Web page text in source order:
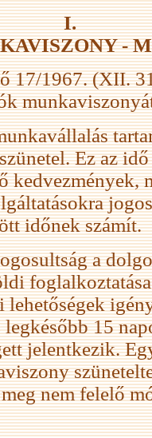
I.
-
17/1967. (XII.
Ez az
kedvezmények,
időnek számít.
a
lehetőségek
legkésőbb 15
jelentkezik.
nem felelő